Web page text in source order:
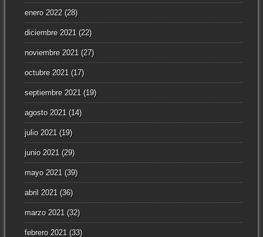
enero 2022(28)
diciembre 2021 (22)
noviembre 2021 (27)
octubre 2021 (17)
septiembre 2021 (19)
agosto 2021 (14)
julio 2021 (19)
junio 2021 (29)
mayo 2021 (39)
abril 2021 (36)
marzo 2021 (32)
febrero 2021 (33)